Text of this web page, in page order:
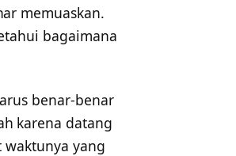
memuaskan.
bagaimana
benar-benar
karena datang
yang